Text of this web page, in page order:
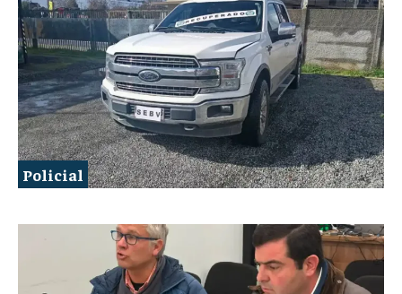
Policial